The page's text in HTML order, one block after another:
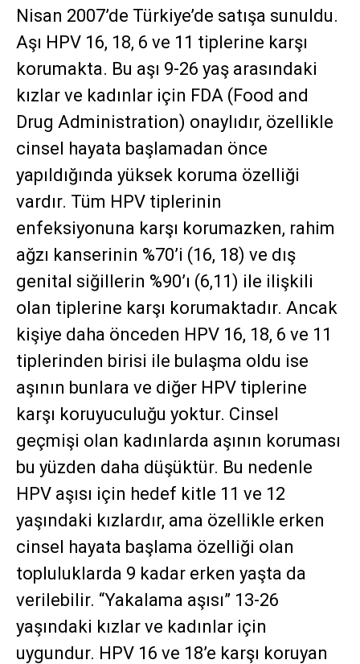
Nisan 2007’de Türkiye’de satışa sunuldu.
Aşı HPV 16, 18, 6 ve 11 tiplerine karşı
korumakta. Bu aşı 9-26 yaş arasındaki
kızlar ve kadınlar için FDA (Food and
Drug Administration) onaylıdır, özellikle
cinsel hayata başlamadan önce
yapıldığında yüksek koruma özelliği
vardır. Tüm HPV tiplerinin
enfeksiyonuna karşı korumazken, rahim
ağzı kanserinin %70’i (16, 18) ve dış
genital siğillerin %90’ı (6,11) ile ilişkili
olan tiplerine karşı korumaktadır. Ancak
kişiye daha önceden HPV 16, 18, 6 ve 11
tiplerinden birisi ile bulaşma oldu ise
aşının bunlara ve diğer HPV tiplerine
karşı koruyuculuğu yoktur. Cinsel
geçmişi olan kadınlarda aşının koruması
bu yüzden daha düşüktür. Bu nedenle
HPV aşısı için hedef kitle 11 ve 12
yaşındaki kızlardır, ama özellikle erken
cinsel hayata başlama özelliği olan
topluluklarda 9 kadar erken yaşta da
verilebilir. “Yakalama aşısı” 13-26
yaşındaki kızlar ve kadınlar için
uygundur. HPV 16 ve 18’e karşı koruyan